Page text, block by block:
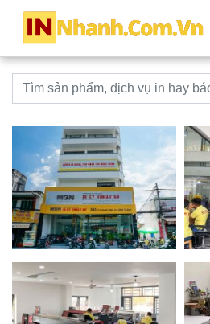
innhanh.com.vn
Từ khoá tìm kiếm